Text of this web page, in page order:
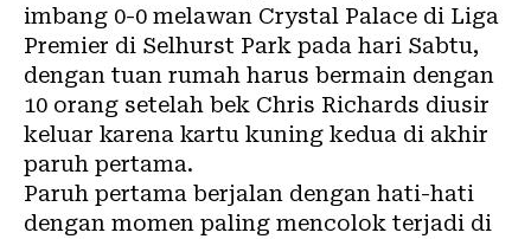
imbang 0-0 melawan Crystal Palace di Liga
Premier di Selhurst Park pada hari Sabtu,
dengan tuan rumah harus bermain dengan
10 orang setelah bek Chris Richards diusir
keluar karena kartu kuning kedua di akhir
paruh pertama.
Paruh pertama berjalan dengan hati-hati
dengan momen paling mencolok terjadi di